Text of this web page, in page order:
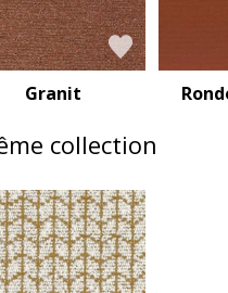
Granit
collection